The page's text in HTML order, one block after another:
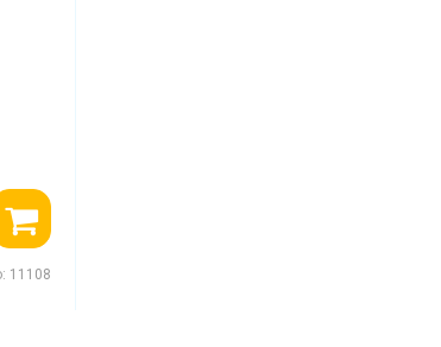
11108